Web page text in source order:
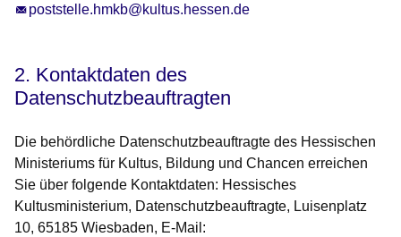
poststelle.hmkb@kultus.hessen.de
2. Kontaktdaten des
Datenschutzbeauftragten
Die behördliche Datenschutzbeauftragte des Hessischen
Ministeriums für Kultus, Bildung und Chancen erreichen
Sie über folgende Kontaktdaten: Hessisches
Kultusministerium, Datenschutzbeauftragte, Luisenplatz
10, 65185 Wiesbaden, E-Mail: